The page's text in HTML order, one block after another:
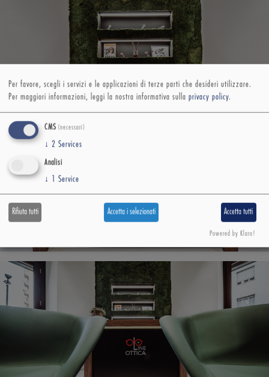
Per favore, scegli i servizi e le applicazioni di terze parti che desideri utilizzare.
Per maggiori informazioni, leggi la nostra informativa sulla privacy policy.
CMS (necessari)
↓ 2 Services
Analisi
↓ Service
Rifiuta tutti Accetta i selezionati Accetta tutti
Powered by Klaro!